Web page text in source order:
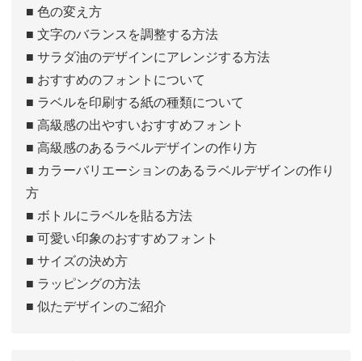
■ 色の変え方
■ 文字のバランスを調整する方法
■ サラダ油のデザインにアレンジする方法
■ おすすめのフォントについて
■ ラベルを印刷する紙の種類について
■ 高級感の出やすいおすすめフォント
■ 高級感のあるラベルデザインの作り方
■ カラーバリエーションのあるラベルデザインの作り
方
■ ボトルにラベルを貼る方法
■ 可愛い印象のおすすめフォント
■ サイズの決め方
■ ラッピングの方法
■ 似たデザインのご紹介